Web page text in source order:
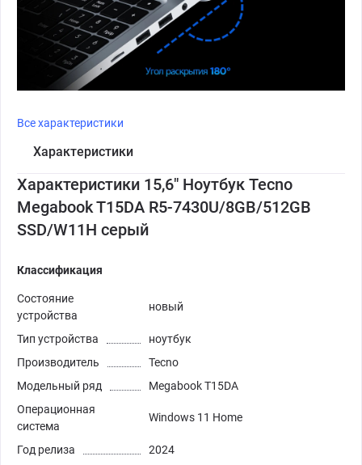
Все характеристики
Характеристики
Характеристики 15,6" Ноутбук Tecno
Megabook T15DA R5-7430U/8GB/512GB
SSD/W11H серый
Классификация
Состояние
устройства
новый
Тип устройства
ноутбук
Производитель
Tecno
Модельный ряд
Megabook T15DA
Операционная
система
Windows 11 Home
Год релиза
2024